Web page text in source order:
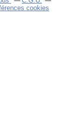
cookies